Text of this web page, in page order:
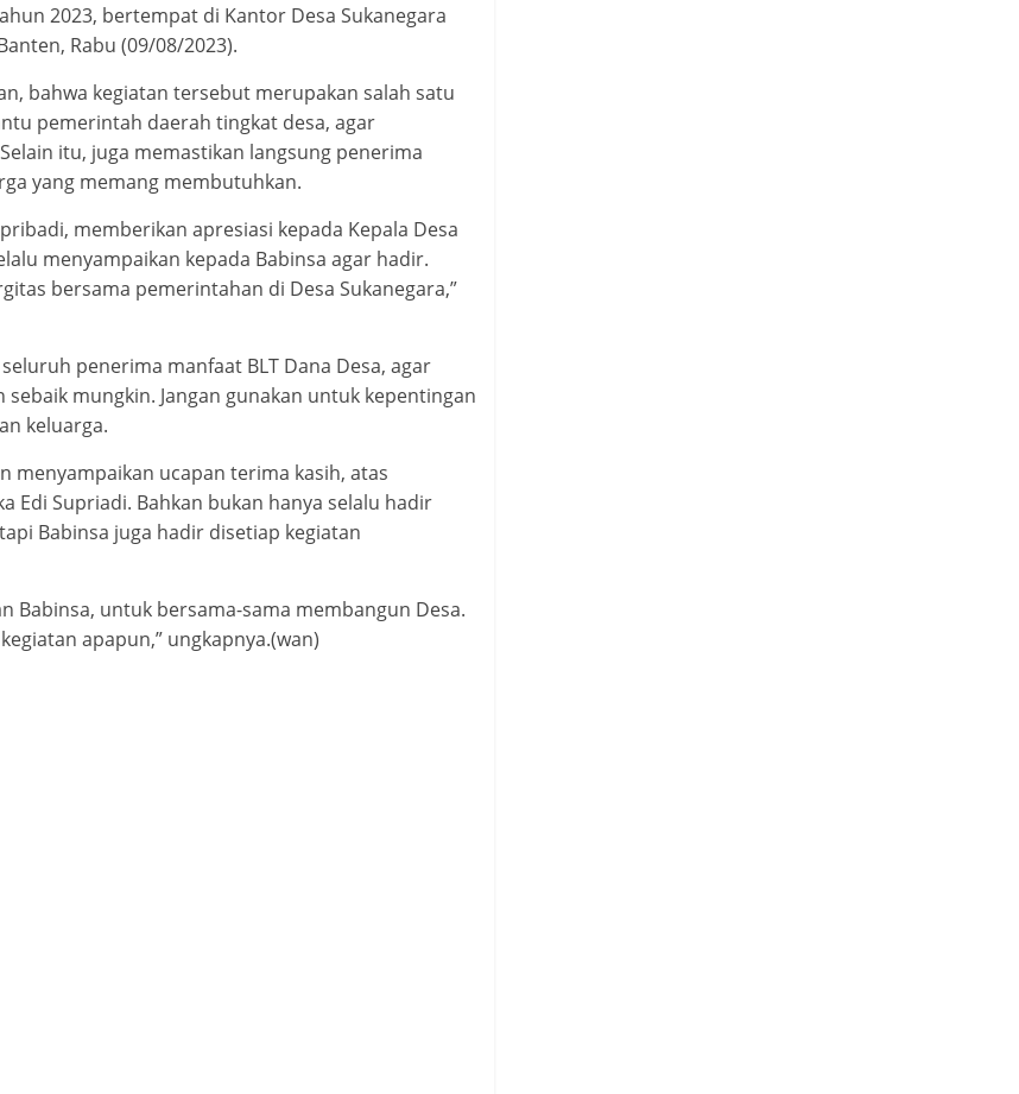
2023, bertempat di Kantor Desa Sukanegara
Rabu (09/08/2023).
bahwa kegiatan tersebut merupakan salah satu
pemerintah daerah tingkat desa, agar
itu, juga memastikan langsung penerima
yang memang membutuhkan.
memberikan apresiasi kepada Kepala Desa
menyampaikan kepada Babinsa agar hadir.
bersama pemerintahan di Desa Sukanegara,”
penerima manfaat BLT Dana Desa, agar
mungkin. Jangan gunakan untuk kepentingan
keluarga.
menyampaikan ucapan terima kasih, atas
Edi Supriadi. Bahkan bukan hanya selalu hadir
Babinsa juga hadir disetiap kegiatan
Babinsa, untuk bersama-sama membangun Desa.
apapun,” ungkapnya.(wan)